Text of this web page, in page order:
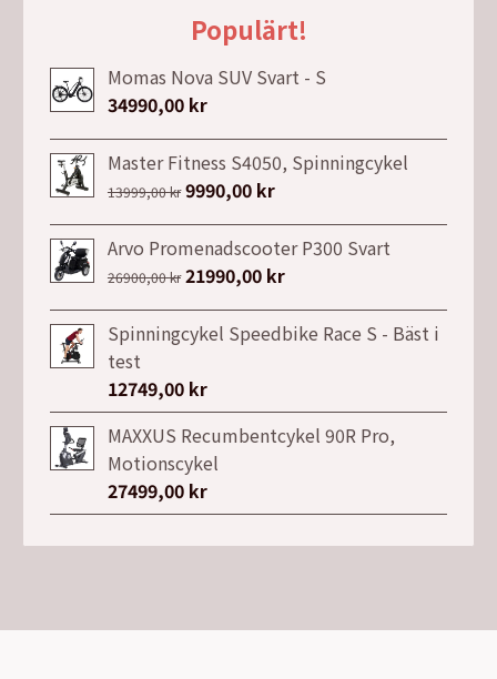
Populärt!
Momas Nova SUV Svart - S
34990,00 kr
Master Fitness S4050, Spinningcykel
13999,00kr Det
priset
var:
9990,00 krDet
priset
är:
Arvo Promenadscooter P300 Svart
26900,00kr Det
priset
26900,00 kr.
21990,00 krDet
priset
Spinningcykel Speedbike Race S - Bäst i
test
12749,00 kr
MAXXUS Recumbentcykel 90R Pro,
Motionscykel
27499,00 kr